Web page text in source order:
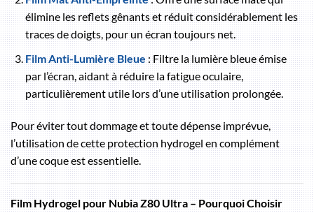
élimine les reflets gênants et réduit considérablement les
traces de doigts, pour un écran toujours net.
Film Anti-Lumière Bleue: Filtre la lumière bleue émise
par l’écran, aidant à réduire la fatigue oculaire,
particulièrement utile lors d’une utilisation prolongée.
Pour éviter tout dommage et toute dépense imprévue,
l’utilisation de cette protection hydrogel en complément
d’une coque est essentielle.
Film Hydrogel pour Nubia Z80 Ultra – Pourquoi Choisir